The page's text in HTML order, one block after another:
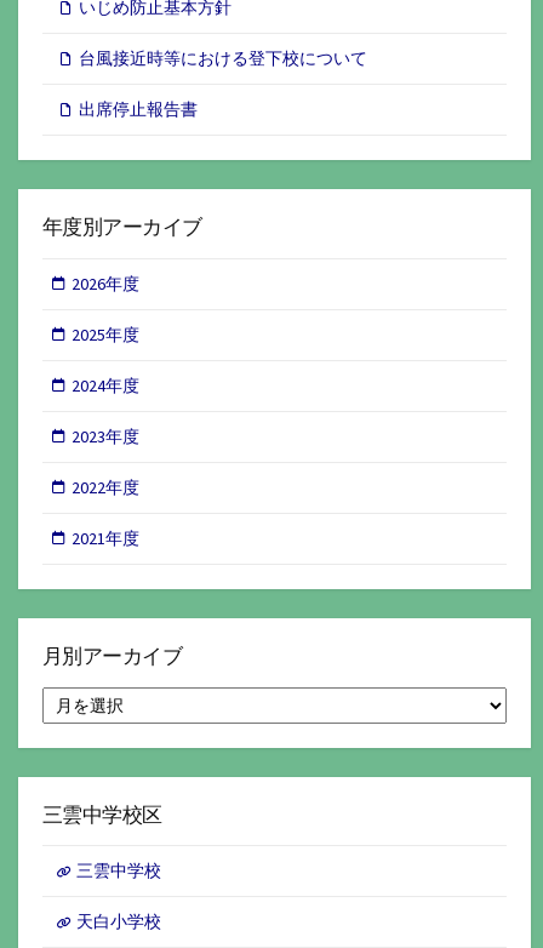
いじめ防止基本方針
台風接近時等における登下校について
出席停止報告書
年度別アーカイブ
2026年度
2025年度
2024年度
2023年度
2022年度
2021年度
月別アーカイブ
別
イ
三雲中学校区
三雲中学校
天白小学校